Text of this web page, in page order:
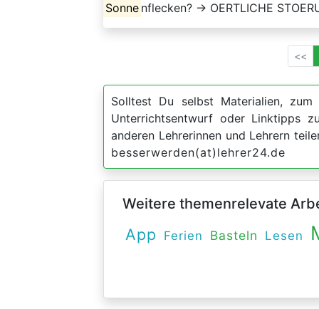
Sonne nflecken? → OERTLICHE
<<
Solltest Du selbst Materialien,
Unterrichtsentwurf oder Linktipps
anderen Lehrerinnen und Lehrern
besserwerden(at)lehrer24.de
Weitere themenrelevate
App Ferien Basteln Lesen